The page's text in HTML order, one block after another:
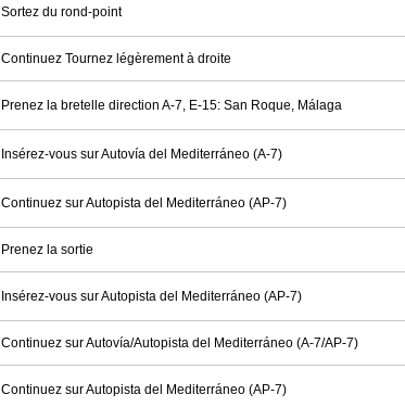
Sortez du rond-point
Continuez Tournez légèrement à droite
Prenez la bretelle direction A-7, E-15: San Roque, Málaga
Insérez-vous sur Autovía del Mediterráneo (A-7)
Continuez sur Autopista del Mediterráneo (AP-7)
Prenez la sortie
Insérez-vous sur Autopista del Mediterráneo (AP-7)
Continuez sur Autovía/Autopista del Mediterráneo (A-7/AP-7)
Continuez sur Autopista del Mediterráneo (AP-7)